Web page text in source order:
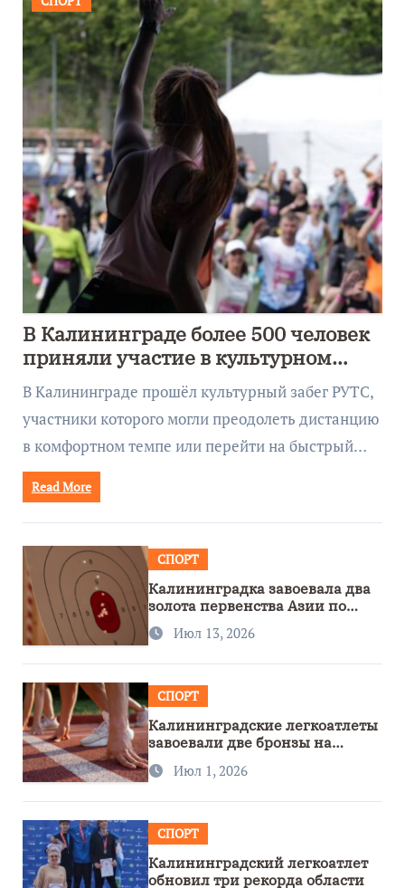
В Калининграде более 500 человек
приняли участие в культурном
забеге
В Калининграде прошёл культурный забег РУТС,
участники которого могли преодолеть дистанцию
в комфортном темпе или перейти на быстрый…
Read More
СПОРТ
Калининградка завоевала два
золота первенства Азии по
метанию ножа
Июл 13, 2026
СПОРТ
Калининградские легкоатлеты
завоевали две бронзы на
первенстве России
Июл 1, 2026
СПОРТ
Калининградский легкоатлет
обновил три рекорда области